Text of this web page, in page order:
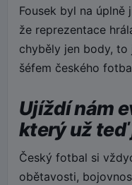
Fousek byl na úplně
že reprezentace
chyběly jen body, to
šéfem českého
Ujíždí nám
který už teď
Český fotbal si
obětavosti,